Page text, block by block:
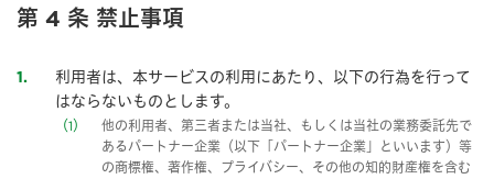
第 4 条 禁止事項
1
利用者は、本サービスの利用にあたり、以下の行為を行って
はならないものとします。
1
他の利用者、第三者または当社、もしくは当社の業務委託先で
あるパートナー企業（以下「パートナー企業」といいます）等
の商標権、著作権、プライバシー、その他の知的財産権を含む